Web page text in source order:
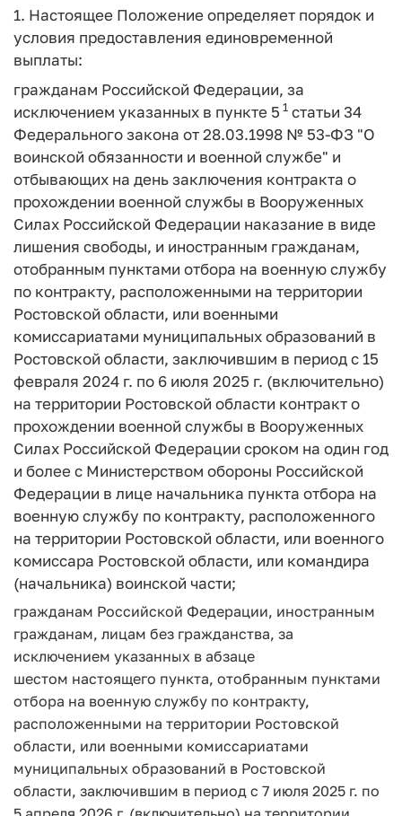
1. Настоящее Положение определяет порядок и
условия предоставления единовременной
выплаты:
гражданам Российской Федерации, за
исключением указанных в пункте 5 1 статьи 34
Федерального закона от 28.03.1998 № 53-ФЗ "О
воинской обязанности и военной службе" и
отбывающих на день заключения контракта о
прохождении военной службы в Вооруженных
Силах Российской Федерации наказание в виде
лишения свободы, и иностранным гражданам,
отобранным пунктами отбора на военную службу
по контракту, расположенными на территории
Ростовской области, или военными
комиссариатами муниципальных образований в
Ростовской области, заключившим в период с 15
февраля 2024 г. по 6 июля 2025 г. (включительно)
на территории Ростовской области контракт о
прохождении военной службы в Вооруженных
Силах Российской Федерации сроком на один год
и более с Министерством обороны Российской
Федерации в лице начальника пункта отбора на
военную службу по контракту, расположенного
на территории Ростовской области, или военного
комиссара Ростовской области, или командира
(начальника) воинской части;
гражданам Российской Федерации, иностранным
гражданам, лицам без гражданства, за
исключением указанных в абзаце
шестом настоящего пункта, отобранным пунктами
отбора на военную службу по контракту,
расположенными на территории Ростовской
области, или военными комиссариатами
муниципальных образований в Ростовской
области, заключившим в период с 7 июля 2025 г. по